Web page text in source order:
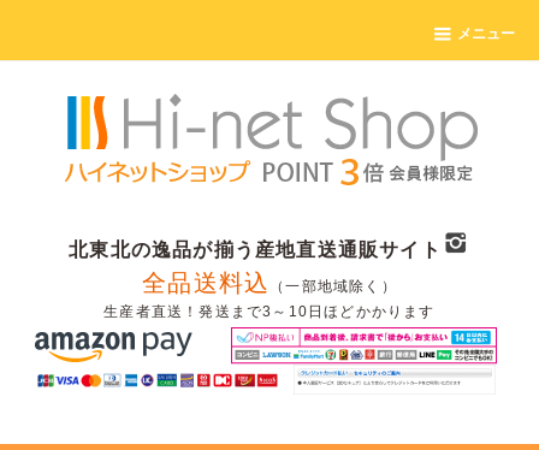
メニュー
北東北の逸品が揃う産地直送通販サイト
全品送料込
（一部地域除く）
生産者直送！発送まで3～10日ほどかかります